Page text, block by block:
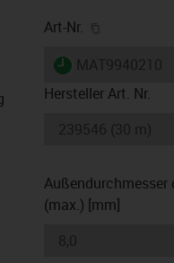
Art-Nr.
igus-icon-
Hersteller Art. Nr.
Außendurchmesser
(max.) [mm]